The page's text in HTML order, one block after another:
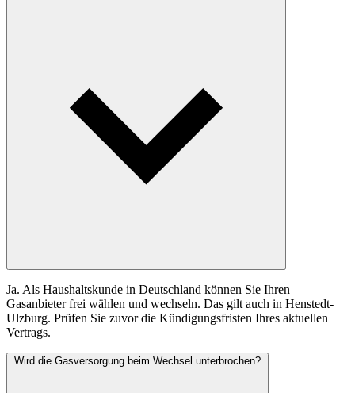
Ja. Als Haushaltskunde in Deutschland können Sie Ihren
Gasanbieter frei wählen und wechseln. Das gilt auch in Henstedt-
Ulzburg. Prüfen Sie zuvor die Kündigungsfristen Ihres aktuellen
Vertrags.
Wird die Gasversorgung beim Wechsel unterbrochen?